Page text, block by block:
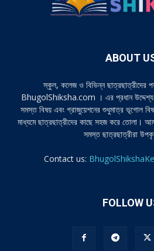
ABOUT
স্কুল, কলেজ ও বিভিন্ন ছাত্রছাত্রীদের
BhugolShiksha.com । এর প্রধান উদ্দেশ্য
সমস্ত বিষয় এবং গ্রাজুয়েশনের শুধুমাত্র ভূগোল
মাধ্যমে ছাত্রছাত্রীদের কাছে সহজ করে তোলা।
সমস্ত ছাত্রছাত্রীরা
Contact us:
FOLLOW